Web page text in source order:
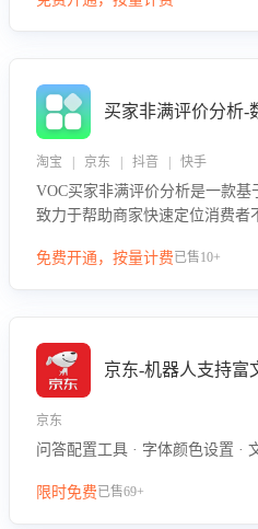
绪、归因争议根源，并客观评估
买家非满评价分析-
淘宝 | 京东 | 抖音 | 快手
VOC买家非满评价分析是一款基
致力于帮助商家快速定位消费者
或其它部门原因，明确责任归属
免费开通，按量计费已售10+
京东-机器人支持富
京东
问答配置工具 · 字体颜色设置 ·
限时免费已售69+